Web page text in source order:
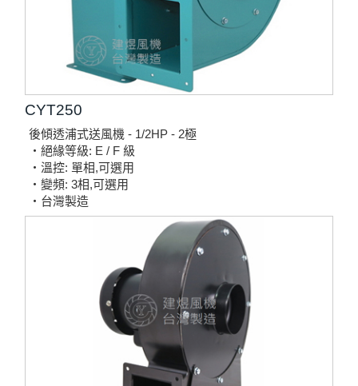
CYT250
後傾透浦式送風機 - 1/2HP - 2極
‧絕緣等級: E / F 級
‧溫控: 單相,可選用
‧變頻: 3相,可選用
‧台灣製造